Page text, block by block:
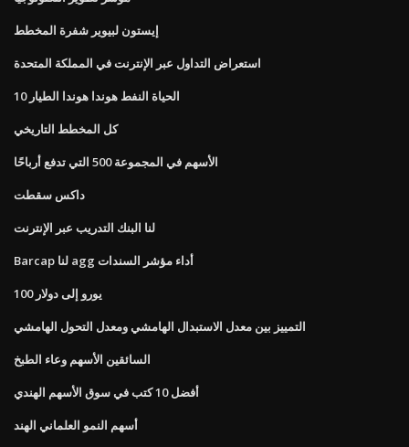
إيستون لبيوير شفرة المخطط
استعراض التداول عبر الإنترنت في المملكة المتحدة
10 الحياة النفط هوندا هوندا الطيار
كل المخطط التاريخي
الأسهم في المجموعة 500 التي تدفع أرباحًا
داكس سقطت
لنا البنك التدريب عبر الإنترنت
Barcap لنا agg أداء مؤشر السندات
100 يورو إلى دولار
التمييز بين معدل الاستبدال الهامشي ومعدل التحول الهامشي
السائقين الأسهم وعاء الطبخ
أفضل 10 كتب في سوق الأسهم الهندي
أسهم النمو العلماني الهند